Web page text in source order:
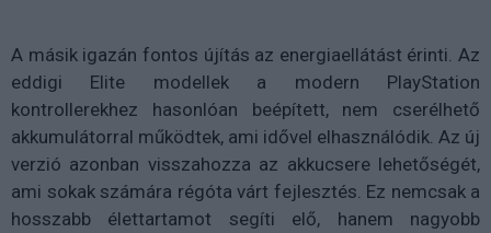
A másik igazán fontos újítás az energiaellátást érinti. Az
eddigi Elite modellek a modern PlayStation
kontrollerekhez hasonlóan beépített, nem cserélhető
akkumulátorral működtek, ami idővel elhasználódik. Az új
verzió azonban visszahozza az akkucsere lehetőségét,
ami sokak számára régóta várt fejlesztés. Ez nemcsak a
hosszabb élettartamot segíti elő, hanem nagyobb